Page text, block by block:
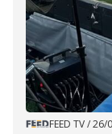
FEED TV/26/